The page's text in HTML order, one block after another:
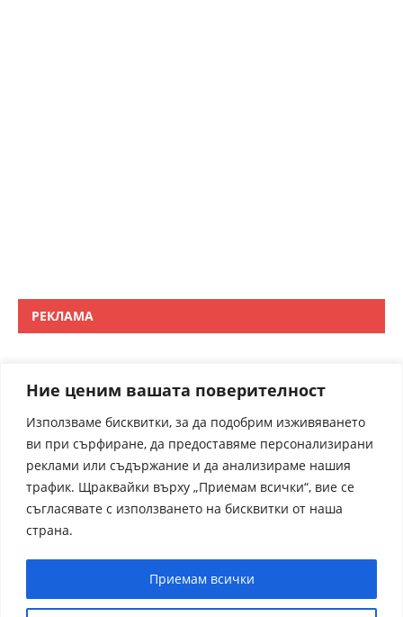
Ние ценим вашата поверителност
Използваме бисквитки, за да подобрим изживяването
ви при сърфиране, да предоставяме персонализирани
реклами или съдържание и да анализираме нашия
трафик. Щраквайки върху „Приемам всички“, вие се
съгласявате с използването на бисквитки от наша
страна.
Приемам всички
РЕКЛАМА